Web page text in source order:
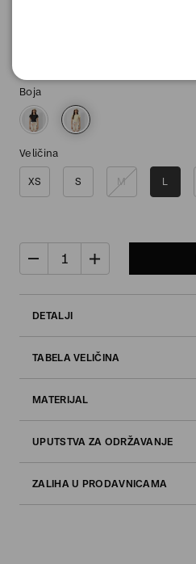
Boja
Veličina
XS S M L
DETALJI
TABELA VELIČINA
MATERIJAL
UPUTSTVA ZA ODRŽAVANJE
ZALIHA U PRODAVNICAMA